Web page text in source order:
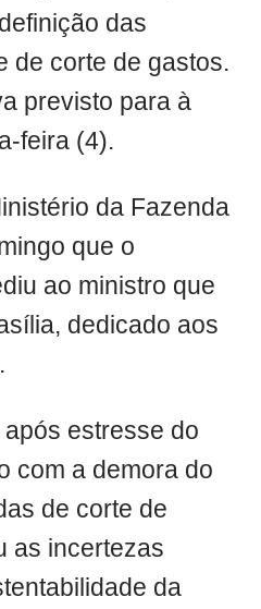
das
de corte de gastos.
previsto para à
feira (4).
da Fazenda
que o
ao ministro que
dedicado aos
estresse do
com a demora do
de corte de
as incertezas
da